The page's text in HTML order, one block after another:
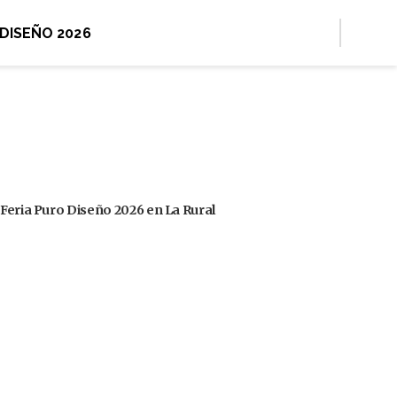
2026
Puro Diseño 2026 en La Rural